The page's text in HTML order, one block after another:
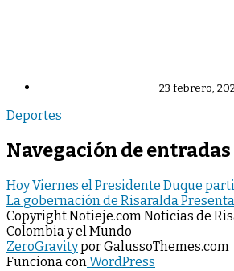
23 febrero,
Deportes
Navegación de entradas
Hoy Viernes el Presidente Duque
La gobernación de Risaralda
Copyright Notieje.com Noticias de
Colombia y el Mundo
ZeroGravitypor GalussoThemes.com
Funciona conWordPress